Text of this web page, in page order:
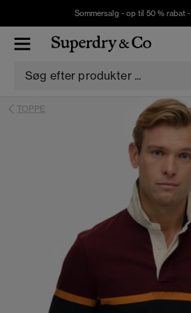
Sommersalg - op til 50 % rabat -
TOPPE